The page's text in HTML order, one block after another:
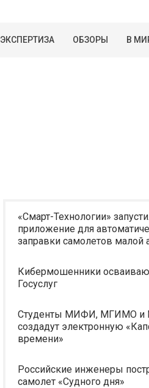
ЭКСПЕРТИЗА ОБЗОРЫ В
«Смарт-Технологии»
приложение для
заправки самолетов малой
Кибермошенники
Госуслуг
Студенты МИФИ, МГИМО и
создадут электронную
времени»
Российские инженеры
самолет «Судного дня»